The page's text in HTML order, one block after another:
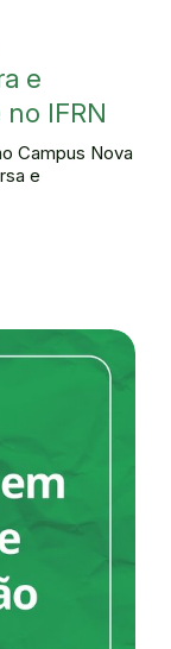
e
IFRN
Campus Nova
e